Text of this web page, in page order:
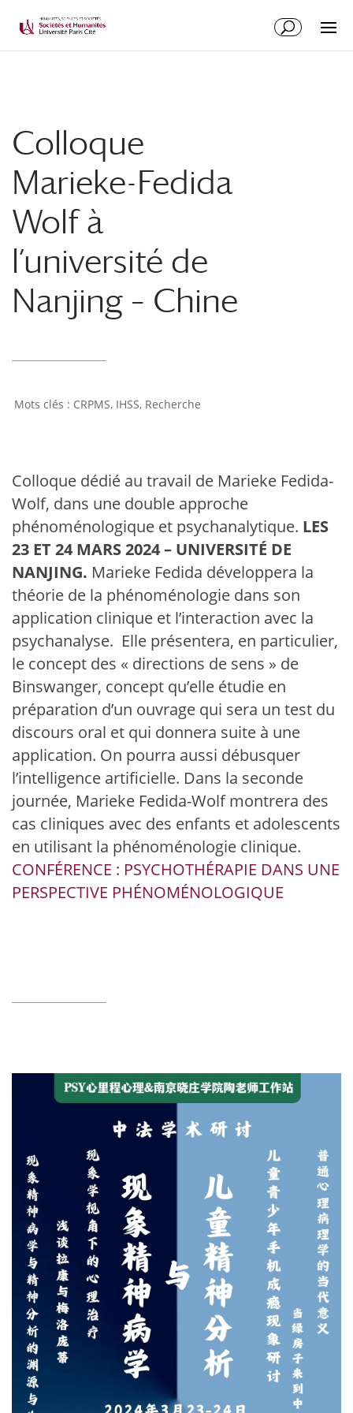
Colloque
Marieke-Fedida
Wolf à
l’université de
Nanjing – Chine
CRPMS, IHSS, Recherche
Colloque dédié au travail de Marieke Fedida-
Wolf, dans une double approche
phénoménologique et psychanalytique. LES
23 ET 24 MARS 2024 – UNIVERSITÉ DE
NANJING. Marieke Fedida développera la
théorie de la phénoménologie dans son
application clinique et l’interaction avec la
psychanalyse. Elle présentera, en particulier,
le concept des « directions de sens » de
Binswanger, concept qu’elle étudie en
préparation d’un ouvrage qui sera un test du
discours oral et qui donnera suite à une
application. On pourra aussi débusquer
l’intelligence artificielle. Dans la seconde
journée, Marieke Fedida-Wolf montrera des
cas cliniques avec des enfants et adolescents
en utilisant la phénoménologie clinique.
CONFÉRENCE : PSYCHOTHÉRAPIE DANS UNE
PERSPECTIVE PHÉNOMÉNOLOGIQUE